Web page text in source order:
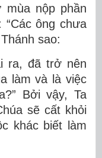
nộp phần
“Các ông chưa
sao:
ra, đã trở nên
làm và là việc
Bởi vậy, Ta
sẽ cất khỏi
khác biết làm